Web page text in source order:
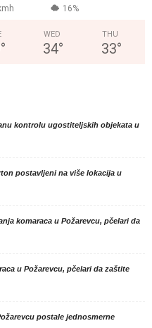
16%
°
WED
34°
THU
33°
kontrolu ugostiteljskih objekata u
postavljeni na više lokacija u
komaraca u Požarevcu, pčelari da
u Požarevcu, pčelari da zaštite
postale jednosmerne